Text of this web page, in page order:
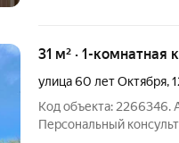
31 м² · 1-
улица 60 лет Октября,
Код объекта: 2266346.
Пеpсонaльный